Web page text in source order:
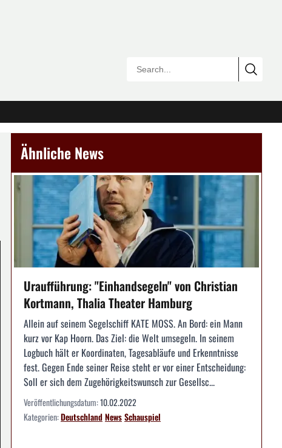
Ähnliche News
Uraufführung: "Einhandsegeln" von Christian
Kortmann, Thalia Theater Hamburg
Allein auf seinem Segelschiff KATE MOSS. An Bord: ein Mann
kurz vor Kap Hoorn. Das Ziel: die Welt umsegeln. In seinem
Logbuch hält er Koordinaten, Tagesabläufe und Erkenntnisse
fest. Gegen Ende seiner Reise steht er vor einer Entscheidung:
Soll er sich dem Zugehörigkeitswunsch zur Gesellsc...
Veröffentlichungsdatum:10.02.2022
Kategorien:DeutschlandNewsSchauspiel